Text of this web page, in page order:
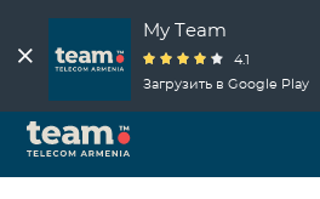
My Team
4.1
Загрузить в Google Play